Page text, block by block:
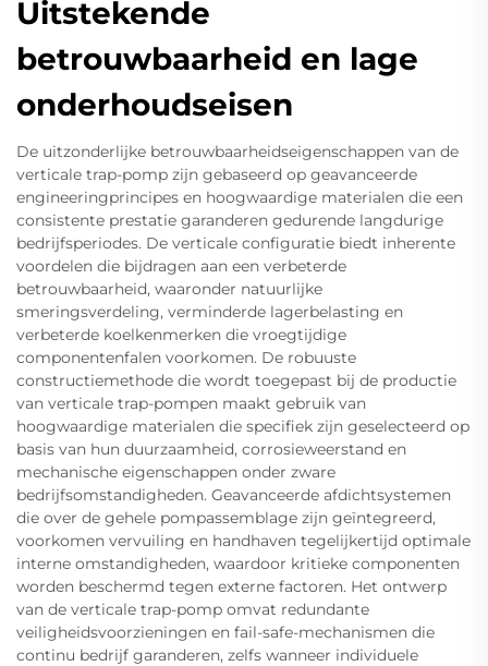
Uitstekende
betrouwbaarheid en lage
onderhoudseisen
De uitzonderlijke betrouwbaarheidseigenschappen van de
verticale trap-pomp zijn gebaseerd op geavanceerde
engineeringprincipes en hoogwaardige materialen die een
consistente prestatie garanderen gedurende langdurige
bedrijfsperiodes. De verticale configuratie biedt inherente
voordelen die bijdragen aan een verbeterde
betrouwbaarheid, waaronder natuurlijke
smeringsverdeling, verminderde lagerbelasting en
verbeterde koelkenmerken die vroegtijdige
componentenfalen voorkomen. De robuuste
constructiemethode die wordt toegepast bij de productie
van verticale trap-pompen maakt gebruik van
hoogwaardige materialen die specifiek zijn geselecteerd op
basis van hun duurzaamheid, corrosieweerstand en
mechanische eigenschappen onder zware
bedrijfsomstandigheden. Geavanceerde afdichtsystemen
die over de gehele pompassemblage zijn geïntegreerd,
voorkomen vervuiling en handhaven tegelijkertijd optimale
interne omstandigheden, waardoor kritieke componenten
worden beschermd tegen externe factoren. Het ontwerp
van de verticale trap-pomp omvat redundante
veiligheidsvoorzieningen en fail-safe-mechanismen die
continu bedrijf garanderen, zelfs wanneer individuele